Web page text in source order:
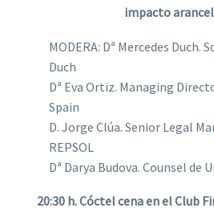
impacto
MODERA: Dª Mercedes Duch.
Duch
Dª Eva Ortiz. Managing
Spain
D. Jorge Clúa. Senior Legal
REPSOL
Dª Darya Budova. Counsel de
20:30 h. Cóctel cena en el Club